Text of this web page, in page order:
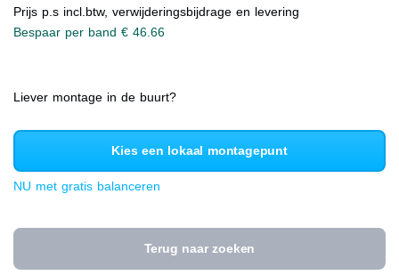
Prijs p.s incl.btw, verwijderingsbijdrage en levering
Bespaar per band € 46.66
Liever montage in de buurt?
Kies een lokaal montagepunt
NU met gratis balanceren
Terug naar zoeken